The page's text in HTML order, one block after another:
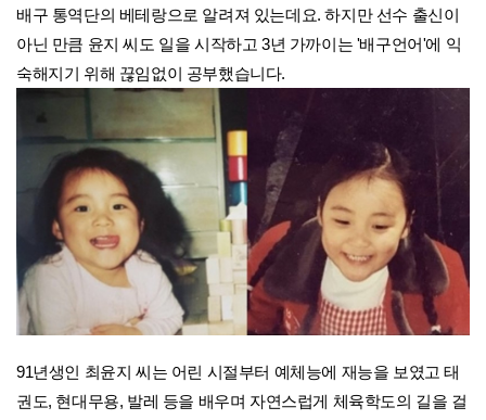
배구 통역단의 베테랑으로 알려져 있는데요.하지만 선수 출신이
아닌 만큼 윤지 씨도 일을 시작하고 3년 가까이는 '배구언어'에 익
숙해지기 위해 끊임없이 공부했습니다.
91년생인 최윤지 씨는 어린 시절부터 예체능에 재능을 보였고 태
권도, 현대무용, 발레 등을 배우며 자연스럽게 체육학도의 길을 걸